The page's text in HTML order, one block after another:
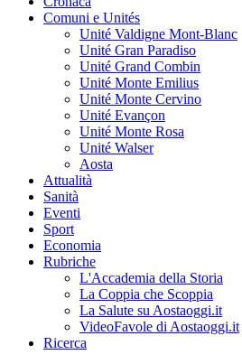
Comuni e Unités
Unité Valdigne Mont-Blanc
Unité Gran Paradiso
Unité Grand Combin
Unité Monte Emilius
Unité Monte Cervino
Unité Evançon
Unité Monte Rosa
Unité Walser
Aosta
Attualità
Sanità
Eventi
Sport
Economia
Rubriche
L'Accademia della Storia
La Coppia che Scoppia
La Salute su Aostaoggi.it
VideoFavole di Aostaoggi.it
Ricerca